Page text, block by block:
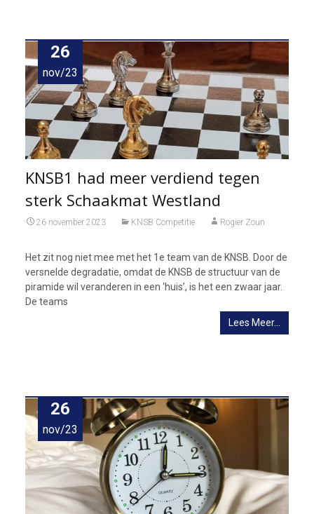
26
nov/23
KNSB1 had meer verdiend tegen
sterk Schaakmat Westland
26 november 2023 KNSB Competitie Rogier Zoun
Het zit nog niet mee met het 1e team van de KNSB. Door de
versnelde degradatie, omdat de KNSB de structuur van de
piramide wil veranderen in een ‘huis’, is het een zwaar jaar.
De teams
Lees Meer…
26
nov/23